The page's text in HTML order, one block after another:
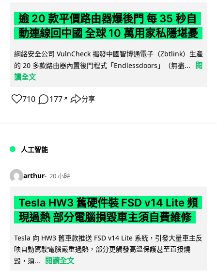
逾 20 款平價路由器爆後門 每 35 秒自
動連線回中國 全球 10 萬用家私隱堪憂
網絡安全公司 VulnCheck 揭發中國智博通電子（Zbtlink）生產
的 20 多款路由器內置後門程式「Endlessdoors」（無盡...
閱
讀全文
710 177 ↗ 分享
人工智能
arthur 20 小時
Tesla HW3 舊硬件裝 FSD v14 Lite 頻
現過熱 部分電腦損毀車主須自費維修
Tesla 向 HW3 舊車款推送 FSD v14 Lite 系統，引發大量車主反
映自動駕駛電腦嚴重過熱，部分更觸發高溫保護甚至直接燒
毀，須...
閱讀全文